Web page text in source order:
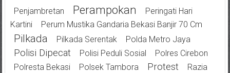
Penjambretan
Perampokan
Peringati Hari
Kartini
Perum Mustika Gandaria Bekasi Banjir 70 Cm
Pilkada Pilkada Serentak Polda Metro Jaya
Polisi Dipecat Polisi Peduli Sosial
Polres Cirebon
Polresta Bekasi
Polsek Tambora Protest Razia